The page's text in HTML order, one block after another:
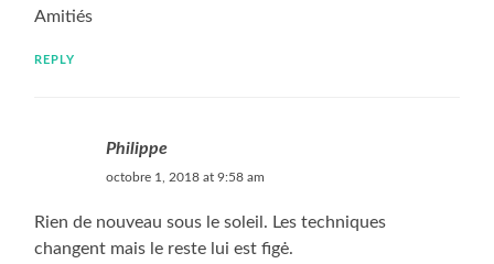
Amitiés
REPLY
Philippe
octobre 1, 2018 at 9:58 am
Rien de nouveau sous le soleil. Les techniques
changent mais le reste lui est figė.